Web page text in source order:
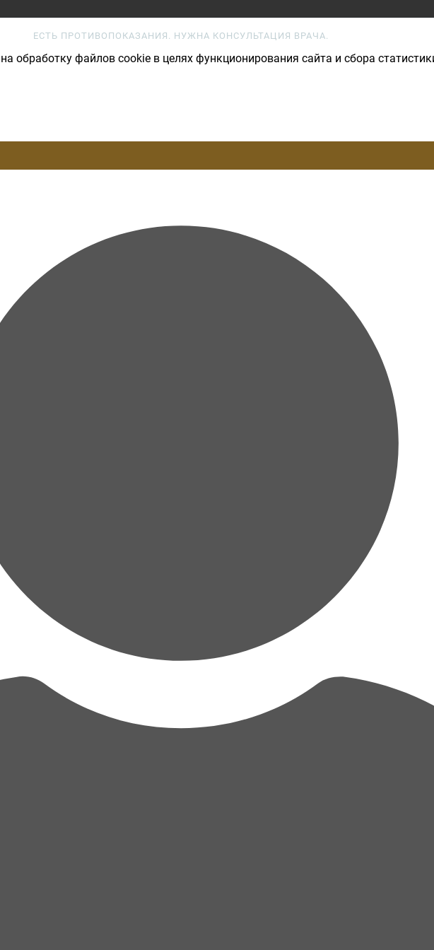
ЕСТЬ ПРОТИВОПОКАЗАНИЯ. НУЖНА КОНСУЛЬТАЦИЯ ВРАЧА.
обработку файлов cookie в целях функционирования сайта и сбора